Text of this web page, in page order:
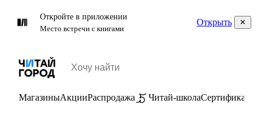
Откройте в приложении
Место встречи с книгами
Открыть
МагазиныАкцииРаспродажа Читай-школаСертификаты